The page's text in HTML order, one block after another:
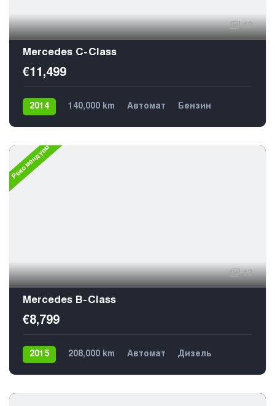
19
Mercedes C-Class
€11,499
2014 140,000 km Автомат
Бензин
Рекомендуем
13
Mercedes B-Class
€8,799
2015 208,000 km Автомат
Дизель